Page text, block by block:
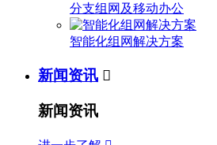
分支组网及移动办公
智能化组网解决方案
新闻资讯 
新闻资讯